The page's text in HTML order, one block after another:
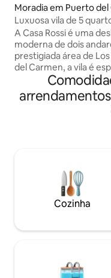
Moradia em Puerto
Luxuosa vila de 5
aquecida, Wi-Fi
A Casa Rossi é uma
moderna de dois
prestigiada área de
del Carmen, a vila é
iluminada, com duas
ar livre, Wi-Fi,
e aquecimento
baixa subsidiada,
filmes e canais
abundância, tudo isso
distância a pé das
restaurantes e bares
Cozinha